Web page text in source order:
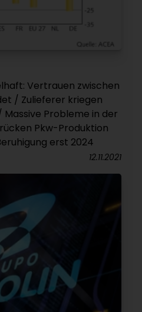
Vertrauen zwischen
/ Zulieferer kriegen
Probleme in der
Pkw-Produktion
erst 2024
12.11.2021